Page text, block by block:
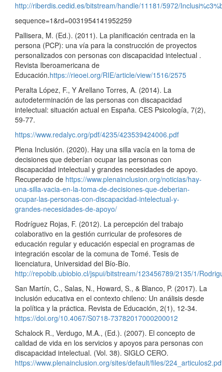
http://riberdis.cedid.es/bitstream/handle/11181/5972/
sequence=1&rd=0031954141952259
Pallisera, M. (Ed.). (2011). La planificación centrada en la
persona (PCP): una vía para la construcción de proyectos
personalizados con personas con discapacidad intelectual .
Revista Iberoamericana de
Educación.https://rieoei.org/RIE/article/view/1516/2575
Peralta López, F., Y Arellano Torres, A. (2014). La
autodeterminación de las personas con discapacidad
intelectual: situación actual en España. CES Psicología, 7(2),
59-77.
https://www.redalyc.org/pdf/4235/423539424006.pdf
Plena Inclusión. (2020). Hay una silla vacía en la toma de
decisiones que deberían ocupar las personas con
discapacidad intelectual y grandes necesidades de apoyo.
Recuperado de https://www.plenainclusion.org/noticias/hay-
una-silla-vacia-en-la-toma-de-decisiones-que-deberian-
ocupar-las-personas-con-discapacidad-intelectual-y-
grandes-necesidades-de-apoyo/
Rodríguez Rojas, F. (2012). La percepción del trabajo
colaborativo en la gestión curricular de profesores de
educación regular y educación especial en programas de
integración escolar de la comuna de Tomé. Tesis de
licenciatura, Universidad del Bío-Bío.
http://repobib.ubiobio.cl/jspui/bitstream/123456789/2135/1/
San Martín, C., Salas, N., Howard, S., & Blanco, P. (2017). La
inclusión educativa en el contexto chileno: Un análisis desde
la política y la práctica. Revista de Educación, 2(1), 12-34.
https://doi.org/10.4067/S0718-73782017000200012
Schalock R., Verdugo, M.A., (Ed.). (2007). El concepto de
calidad de vida en los servicios y apoyos para personas con
discapacidad intelectual. (Vol. 38). SIGLO CERO.
https://www.plenainclusion.org/sites/default/files/